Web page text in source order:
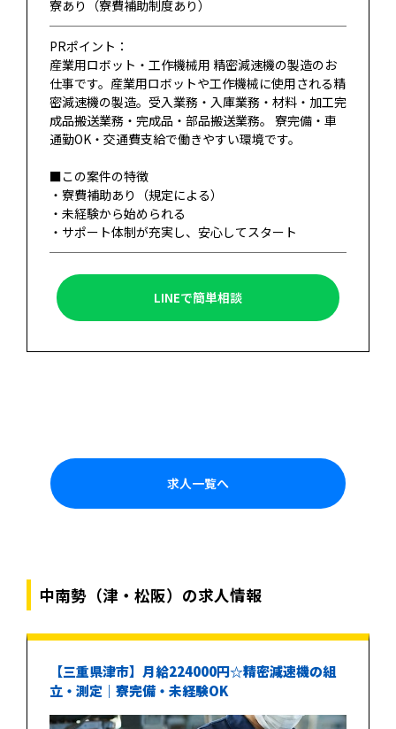
寮あり（寮費補助制度あり）
PRポイント：
産業用ロボット・工作機械用 精密減速機の製造のお
仕事です。産業用ロボットや工作機械に使用される精
密減速機の製造。受入業務・入庫業務・材料・加工完
成品搬送業務・完成品・部品搬送業務。 寮完備・車
通勤OK・交通費支給で働きやすい環境です。
■この案件の特徴
・寮費補助あり（規定による）
・未経験から始められる
・サポート体制が充実し、安心してスタート
LINEで簡単相談
求人一覧へ
中南勢（津・松阪）の求人情報
【三重県津市】月給224000円☆精密減速機の組
立・測定｜寮完備・未経験OK